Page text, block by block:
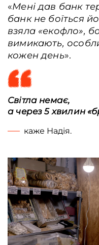
«Мені дав банк
банк не боїться
взяла «екофло»,
вимикають,
кожен день».
Світла немає,
а через 5 хвилин
каже Надія.